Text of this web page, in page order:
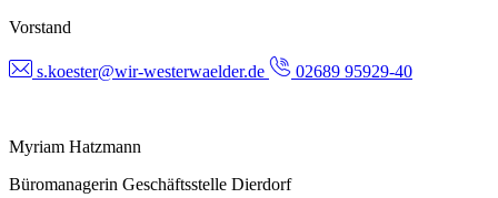
Vorstand
s.koester@wir-westerwaelder.de 02689 95929-40
Myriam Hatzmann
Büromanagerin Geschäftsstelle Dierdorf